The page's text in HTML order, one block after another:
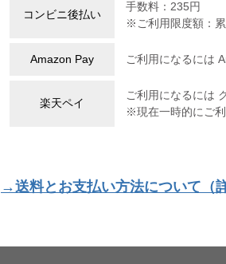
コンビニ後払い
手数料：235円
※ご利用限度額：
Amazon Pay ご利用になるには
楽天ペイ
ご利用になるには
※現在一時的にご利
→送料とお支払い方法について（詳